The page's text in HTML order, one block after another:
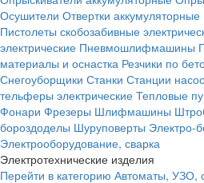
Осушители Отвертки аккумуляторные
Пистолеты скобозабивные
электрические Пневмошлифмашины
материалы и оснастка Резчики по
Снегоуборщики Станки Станции
тельферы электрические Тепловые
Фонари Фрезеры Шлифмашины
бороздоделы Шуруповерты Электро-
Электрооборудование, сварка
Электротехнические изделия
Перейти в категорию Автоматы, УЗО,